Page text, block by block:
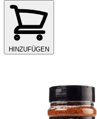
HINZUFÜGEN